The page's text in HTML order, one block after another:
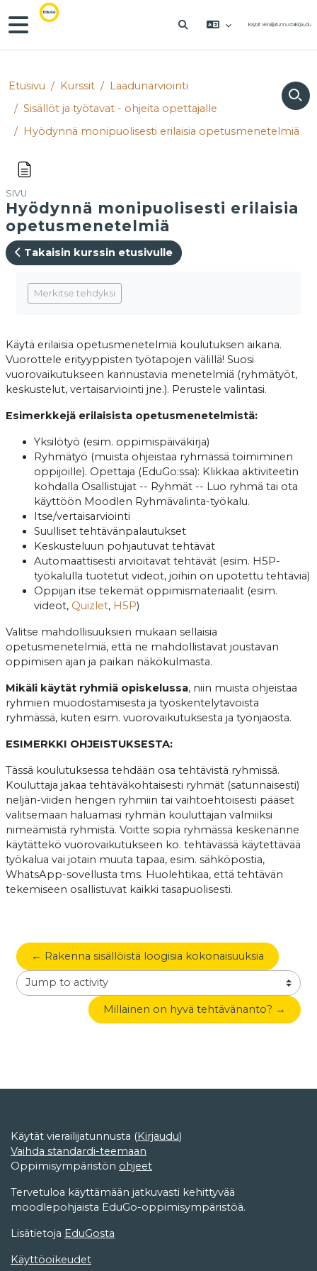
Siirry pääsisältöön
Sivupaneeli
VAIHDA HAKUSYÖTTÖÄ
Käytät vierailijatunnustaKirjaudu
Etusivu Kurssit
Laadunarviointi
Sisällöt ja työtavat - ohjeita opettajalle
Hyödynnä monipuolisesti erilaisia opetusmenetelmiä
SIVU
Hyödynnä monipuolisesti erilaisia
opetusmenetelmiä
Takaisin kurssin etusivulle
Merkitse tehdyksi
Käytä erilaisia opetusmenetelmiä koulutuksen aikana.
Vuorottele erityyppisten työtapojen välillä! Suosi
vuorovaikutukseen kannustavia menetelmiä (ryhmätyöt,
keskustelut, vertaisarviointi jne.). Perustele valintasi.
Esimerkkejä erilaisista opetusmenetelmistä:
Yksilötyö (esim. oppimispäiväkirja)
Ryhmätyö (muista ohjeistaa ryhmässä toimiminen
oppijoille). Opettaja (EduGo:ssa): Klikkaa aktiviteetin
kohdalla Osallistujat -- Ryhmät -- Luo ryhmä tai ota
käyttöön Moodlen Ryhmävalinta-työkalu.
Itse/vertaisarviointi
Suulliset tehtävänpalautukset
Keskusteluun pohjautuvat tehtävät
Automaattisesti arvioitavat tehtävät (esim. H5P-
työkalulla tuotetut videot, joihin on upotettu tehtäviä)
Oppijan itse tekemät oppimismateriaalit (esim.
videot, Quizlet, H5P)
Valitse mahdollisuuksien mukaan sellaisia
opetusmenetelmiä, että ne mahdollistavat joustavan
oppimisen ajan ja paikan näkökulmasta.
Mikäli käytät ryhmiä opiskelussa, niin muista ohjeistaa
ryhmien muodostamisesta ja työskentelytavoista
ryhmässä, kuten esim. vuorovaikutuksesta ja työnjaosta.
ESIMERKKI OHJEISTUKSESTA:
Tässä koulutuksessa tehdään osa tehtävistä ryhmissä.
Kouluttaja jakaa tehtäväkohtaisesti ryhmät (satunnaisesti)
neljän-viiden hengen ryhmiin tai vaihtoehtoisesti pääset
valitsemaan haluamasi ryhmän kouluttajan valmiiksi
nimeämistä ryhmistä. Voitte sopia ryhmässä keskenänne
käytättekö vuorovaikutukseen ko. tehtävässä käytettävää
työkalua vai jotain muuta tapaa, esim. sähköpostia,
WhatsApp-sovellusta tms. Huolehtikaa, että tehtävän
tekemiseen osallistuvat kaikki tasapuolisesti.
← Rakenna sisällöistä loogisia kokonaisuuksia
Jump to activity
Millainen on hyvä tehtävänanto? →
Käytät vierailijatunnusta (Kirjaudu)
Vaihda standardi-teemaan
Oppimisympäristön ohjeet
Tervetuloa käyttämään jatkuvasti kehittyvää
moodlepohjaista EduGo-oppimisympäristöä.
Lisätietoja EduGosta
Käyttöoikeudet